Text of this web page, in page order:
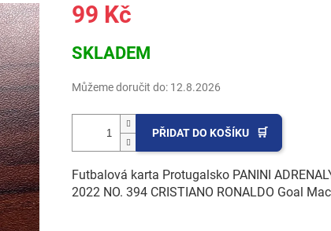
99 Kč
cena:
SKLADEM
Můžeme doručit do: 12.8.2026
PŘIDAT DO KOŠÍKU
Futbalová karta Protugalsko PANINI
2022 NO. 394 CRISTIANO RONALDO Goal